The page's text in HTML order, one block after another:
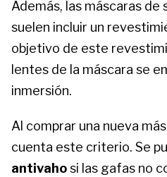
Además, las máscaras de
suelen incluir un
objetivo de este
lentes de la máscara se
inmersión.
Al comprar una nueva
cuenta este criterio. Se
antivahosi las gafas no